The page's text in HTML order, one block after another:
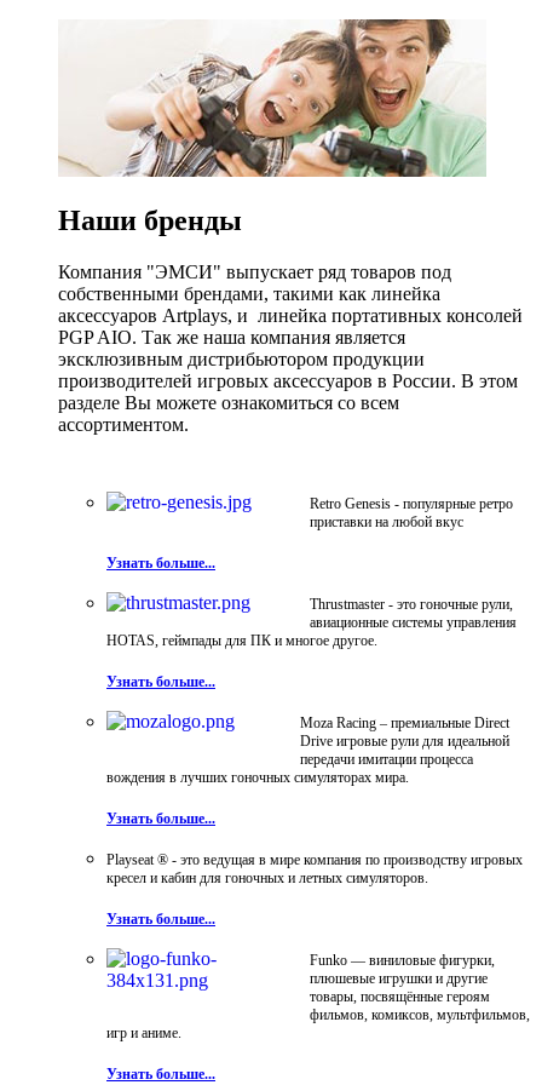
Наши бренды
Компания "ЭМСИ" выпускает ряд товаров под
собственными брендами, такими как линейка
аксессуаров Artplays, и линейка портативных консолей
PGP AIO. Так же наша компания является
эксклюзивным дистрибьютором продукции
производителей игровых аксессуаров в России. В этом
разделе Вы можете ознакомиться со всем
ассортиментом.
Retro Genesis - популярные ретро
приставки на любой вкус
Узнать больше...
Thrustmaster - это гоночные рули,
авиационные системы управления
HOTAS, геймпады для ПК и многое другое.
Узнать больше...
Moza Racing – премиальные Direct
Drive игровые рули для идеальной
передачи имитации процесса
вождения в лучших гоночных симуляторах мира.
Узнать больше...
Playseat ® - это ведущая в мире компания по производству игровых
кресел и кабин для гоночных и летных симуляторов.
Узнать больше...
Funko — виниловые фигурки,
плюшевые игрушки и другие
товары, посвящённые героям
фильмов, комиксов, мультфильмов,
игр и аниме.
Узнать больше...